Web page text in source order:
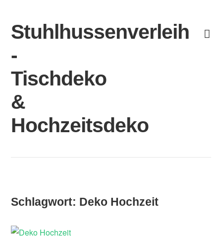
content
Stuhlhussenverleih
-
Tischdeko
&
Hochzeitsdeko
Schlagwort: Deko Hochzeit